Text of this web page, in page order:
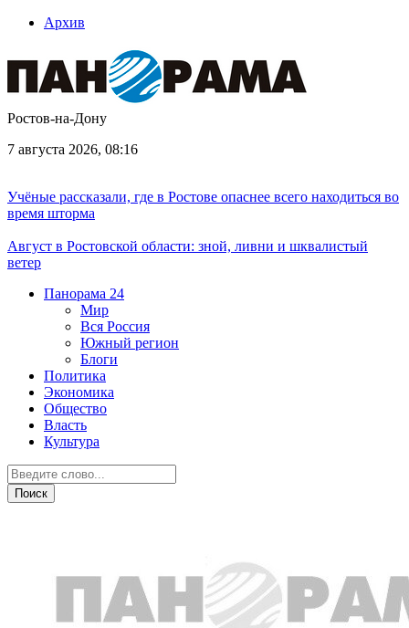
Архив
Ростов-на-Дону
7 августа 2026, 08:16
Учёные рассказали, где в Ростове опаснее всего находиться во
время шторма
Август в Ростовской области: зной, ливни и шквалистый
ветер
Панорама 24
Мир
Вся Россия
Южный регион
Блоги
Политика
Экономика
Общество
Власть
Культура